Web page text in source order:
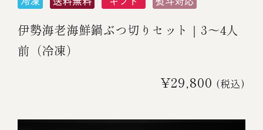
伊勢海老海鮮鍋ぶつ切りセット｜3～4人
前（冷凍）
¥29,800 (税込)